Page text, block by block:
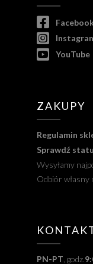
YouTube
ZAKUPY
Regulamin
Sprawdź
Wysyłamy
Odbiór
PN-PT , godz.